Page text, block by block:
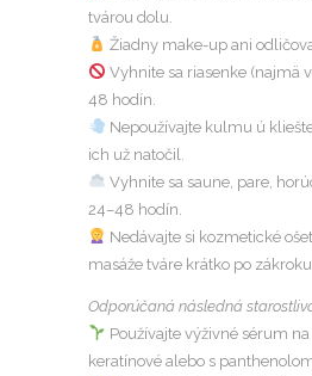
tvárou dolu.
Žiadny make-up ani
Vyhnite sa riasenke (najmä
48 hodín.
Nepoužívajte kulmu ú
ich už natočil.
Vyhnite sa saune, pare,
24–48 hodín.
Nedávajte si kozmetické
masáže tváre krátko po
Odporúčaná následná
Používajte výživné sérum
keratínové alebo s